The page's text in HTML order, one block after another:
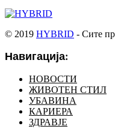
© 2019 HYBRID - Сите
Навигација:
НОВОСТИ
ЖИВОТЕН СТИЛ
УБАВИНА
КАРИЕРА
ЗДРАВЈЕ